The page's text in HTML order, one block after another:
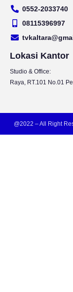
u
b
a
g
a
m
0552-2033740
08115396997
Lokasi Kantor
Studio
Raya, RT.101 No.01
@2022 – All Right